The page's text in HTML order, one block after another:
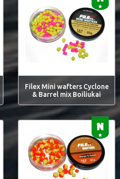
Filex Mini wafters Cyclone
& Barrel mix Boiliukai